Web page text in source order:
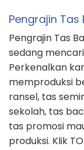
Pengrajin
Pengrajin Tas
sedang
Perkenalkan
memproduksi
ransel, tas
sekolah, tas
tas promosi
produksi. Klik